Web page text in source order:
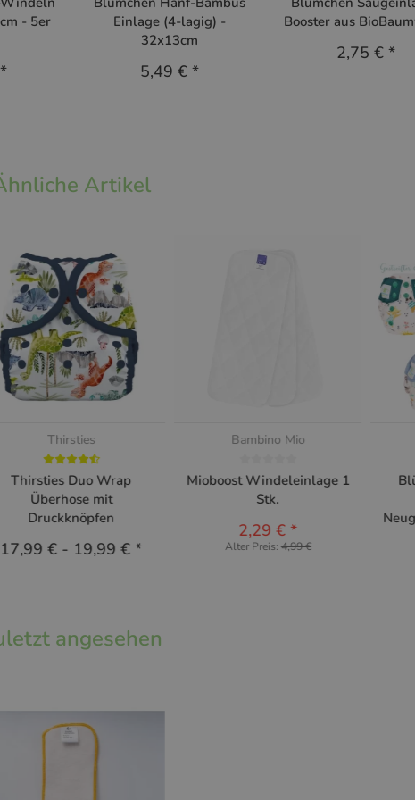
- 5er
*
Einlage (4-lagig) -
32x13cm
5,49 €*
Booster aus
2,75 €*
Artikel
Thirsties
Thirsties Duo Wrap
Überhose mit
Druckknöpfen
17,99 € - 19,99 €*
Bambino Mio
Mioboost Windeleinlage 1
Stk.
2,29 €*
Alter Preis: 4,99 €
angesehen